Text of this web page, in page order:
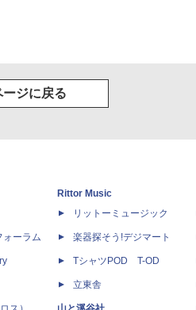
ージに戻る
ォーラム
Rittor Music
リットーミュージック
楽器探そう!デジマート
TシャツPOD T-OD
立東舎